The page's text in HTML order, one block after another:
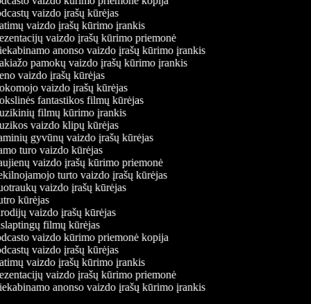
vaizdo įrašų kūrėjas
vaizdo įrašų kūrimo įrankis
vaizdo įrašų kūrimo priemonė
anonso vaizdo įrašų kūrimo įrankis
pamokų vaizdo įrašų kūrimo įrankis
vaizdo įrašų kūrėjas
vaizdo įrašų kūrėjas
fantastikos filmų kūrėjas
filmų kūrimo įrankis
vaizdo klipų kūrėjas
gyvūnų vaizdo įrašų kūrėjas
turo vaizdo kūrėjas
vaizdo įrašų kūrimo priemonė
turto vaizdo įrašų kūrėjas
vaizdo įrašų kūrėjas
kūrėjas
vaizdo įrašų kūrėjas
filmų kūrėjas
vaizdo kūrimo priemonė kopija
vaizdo įrašų kūrėjas
vaizdo įrašų kūrimo įrankis
vaizdo įrašų kūrimo priemonė
anonso vaizdo įrašų kūrimo įrankis